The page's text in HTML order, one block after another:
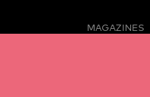
MAGAZINES